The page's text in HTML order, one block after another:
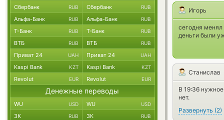
Игорь
сегодня
деньги были
Станислав
В 19:36
нет.
Развернуть (2)
Сбербанк RUB Сбербанк RUB
Альфа-Банк RUB Альфа-Банк RUB
Т-Банк RUB Т-Банк RUB
ВТБ RUB ВТБ RUB
Приват 24 UAH Приват 24 UAH
Kaspi Bank KZT Kaspi Bank KZT
Revolut EUR Revolut EUR
Денежные переводы
WU USD WU USD
ЗК RUB ЗК RUB